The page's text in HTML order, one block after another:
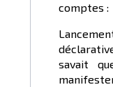
comptes :
savait